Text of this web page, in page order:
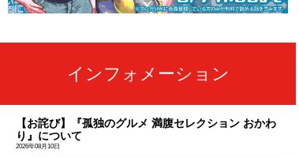
インフォメーション
【お詫び】『孤独のグルメ 満腹セレクション おかわ
り』について
2026年08月10日